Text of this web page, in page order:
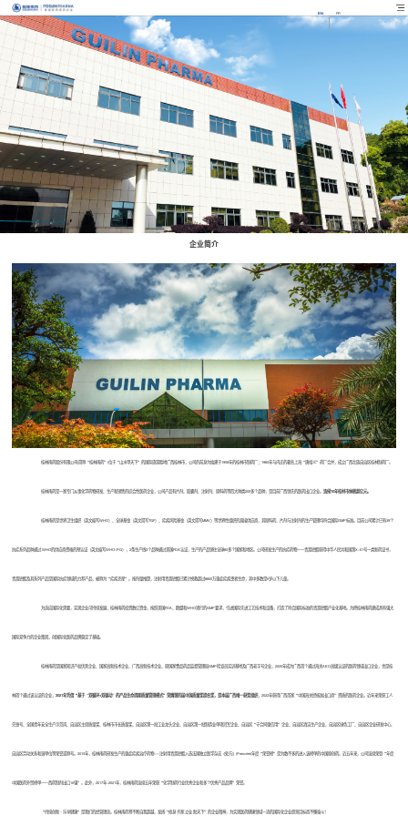
EN FR
企业简介
桂林南药股份有限公司(简称“桂林南药”)位于“山水甲天下”的国际旅游胜地广西桂林市，公司的前身为始建于1958年的桂林市制药厂；1960年与内迁的著名上海“唐拾义”药厂合并，成立广西壮族自治区桂林制药厂。
桂林南药是一家专门从事化学药物研发、生产和销售的综合性医药企业，公司产品有片剂、胶囊剂、注射剂、原料药等四大种类200多个品种，是目前广西领先的医药出口企业。连续10年桂林市纳税超亿元。
桂林南药是世界卫生组织（英文缩写WHO）、全球基金（英文简写TGF）、疟疾风险基金（英文简写MMV）等世界性组织的直接供应商，其原料药、片剂与注射剂的生产管理均符合国际GMP标准。目前公司累计已有39个
抗疟系列品种通过 WHO的供应商资格的预认证（英文缩写WHO-PQ），2条生产线3个品种通过美国FDA认证，生产的产品销往全球80多个国家和地区。公司研发生产的抗疟药物——青蒿琥酯获得中华人民共和国第X-01号一类新药证书，
青蒿琥酯及其系列产品是国际抗疟领域的力荐产品，被称为“疟疾克星”。按剂量推算，注射用青蒿琥酯已累计挽救超过8800万重症疟疾患者生命，其中多数是5岁以下儿童。
为适应国际化需要，实现企业可持续发展，桂林南药投资数亿资金，按照美国FDA、欧盟和WHO现行的GMP要求，引进国际先进工艺技术和设备，打造了符合国际标准的青蒿琥酯产业化基地。为把桂林南药建成具有强大
国际竞争力的企业集团，创国际化医药品牌奠定了基础。
桂林南药是国家知识产权优势企业、国家高新技术企业、广西高新技术企业、原国家食品药品监督管理局GMP检查员实训基地及广西老字号企业，2020年成为广西首个通过海关AEO高级认证的医药领域出口企业，也是桂
林首个通过该认证的企业，2021年凭借“基于‘双循环+双驱动’的产品生命周期质量管理模式”荣膺第四届中国质量奖提名奖，是本届广西唯一获奖组织 ，2022年获得广西首家“中国海关经核准出口商”资质的医药企业。近年来荣获工人
先锋号、全国青年安全生产示范岗、自治区主席质量奖、桂林市市长质量奖、自治区第一批工业龙头企业、自治区第一批制造业单项冠军企业、自治区“守合同重信用”企业、自治区清洁生产企业、自治区绿色工厂、自治区企业研发中心、
自治区劳动关系和谐单位等荣誉或称号。2015年，桂林南药研发生产的重症疟疾治疗药物---注射用青蒿琥酯入选法国独立医学杂志《处方》(Prescrire)年度“荣誉榜”是为数不多的进入该榜单的中国原创药。近五年来，公司连续荣登“年度
中国医药外贸榜单——西药制剂出口10强”。此外，2017年-2021年，桂林南药连续五年荣获“化学制药行业优秀企业和多个优秀产品品牌”荣誉。
“持续创新·乐享健康”是我们的经营理念。桂林南药将不断自我超越，发扬“修身 齐家 立业 助天下”的企业精神，为实现医药健康领域一流的国际化企业愿景目标而不懈奋斗！